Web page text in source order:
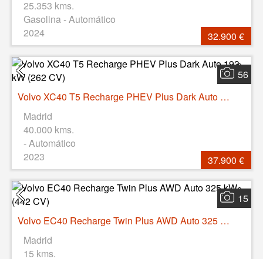
25.353 kms.
Gasolina - Automático
2024
32.900 €
56
Volvo XC40 T5 Recharge PHEV Plus Dark Auto 193 kW (262 CV)
Madrid
40.000 kms.
- Automático
2023
37.900 €
15
Volvo EC40 Recharge Twin Plus AWD Auto 325 kW (442 CV)
Madrid
15 kms.